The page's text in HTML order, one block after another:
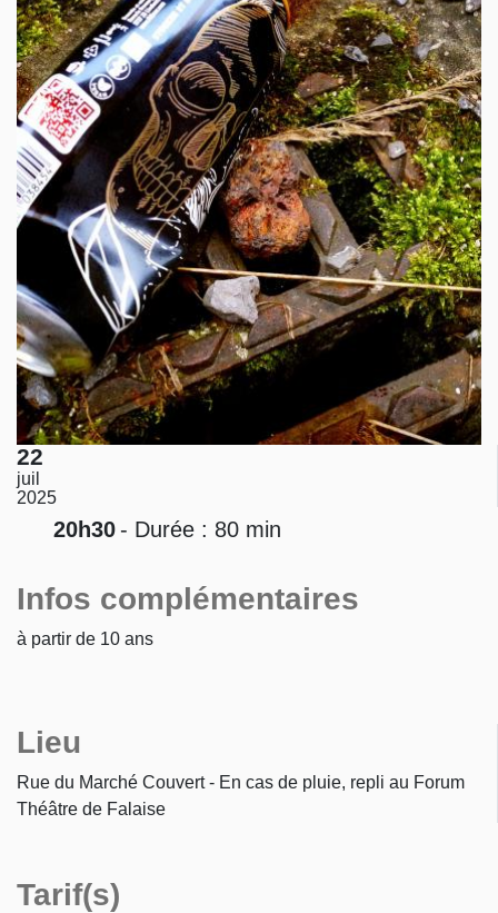
22
juil
2025
20h30- Durée : 80 min
Infos complémentaires
à partir de 10 ans
Lieu
Rue du Marché Couvert - En cas de pluie, repli au Forum
Théâtre de Falaise
Tarif(s)